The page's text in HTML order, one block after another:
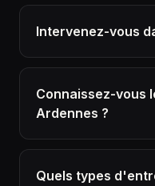
Intervenez-vous
Connaissez-vous
Ardennes ?
Quels types